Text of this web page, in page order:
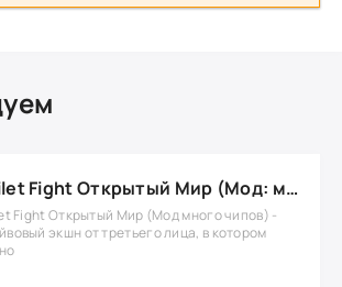
Toilet Fight Открытый Мир (Мод: много чипов, денег, все открыто, бессмертие, урон, 50+ читов)
Fight Открытый Мир (Мод много чипов) -
экшн от третьего лица, в котором